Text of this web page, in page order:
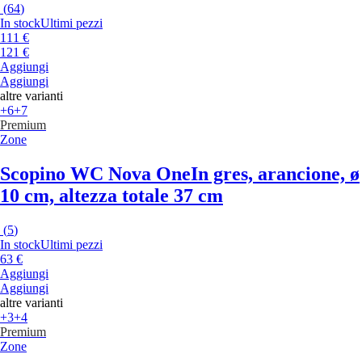
(64)
In stockUltimi pezzi
111 €
121 €
Aggiungi
Aggiungi
altre varianti
+6+7
Premium
Zone
Scopino WC Nova OneIn gres, arancione, ø
10 cm, altezza totale 37 cm
(5)
In stockUltimi pezzi
63 €
Aggiungi
Aggiungi
altre varianti
+3+4
Premium
Zone